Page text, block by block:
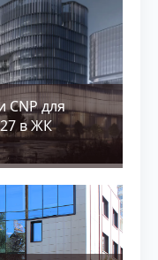
CNP для
в ЖК